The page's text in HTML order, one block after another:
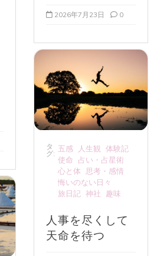
2026年7月23日 0
タ
グ:
五感 人生観 体験記
使命
占い・占星術
心と体 思考・感情
悔いのない日々
旅日記 神社 趣味
人事を尽くして
天命を待つ